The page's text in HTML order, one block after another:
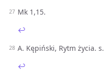
Mk 1,15.
↩︎
A. Kępiński, Rytm życia.
↩︎